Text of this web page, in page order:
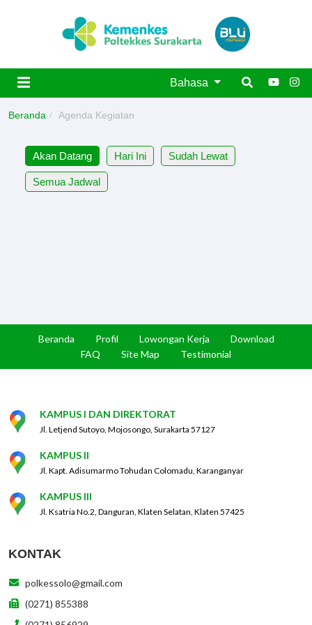
Bahasa
Beranda Agenda Kegiatan
Akan Datang Hari Ini Sudah Lewat
Semua Jadwal
Beranda Profil Lowongan Kerja
Download
FAQ
Site Map Testimonial
KAMPUS I DAN DIREKTORAT
Jl. Letjend Sutoyo, Mojosongo, Surakarta 57127
KAMPUS II
Jl. Kapt. Adisumarmo Tohudan Colomadu, Karanganyar
KAMPUS III
Jl. Ksatria No.2, Danguran, Klaten Selatan, Klaten 57425
KONTAK
polkessolo@gmail.com
(0271) 855388